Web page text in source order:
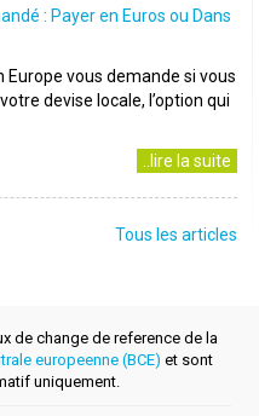
: Payer en Euros ou Dans
Europe vous demande si vous
devise locale, l’option qui
..lire la suite
Tous les articles
de change de reference de la
europeenne (BCE) et sont
uniquement.